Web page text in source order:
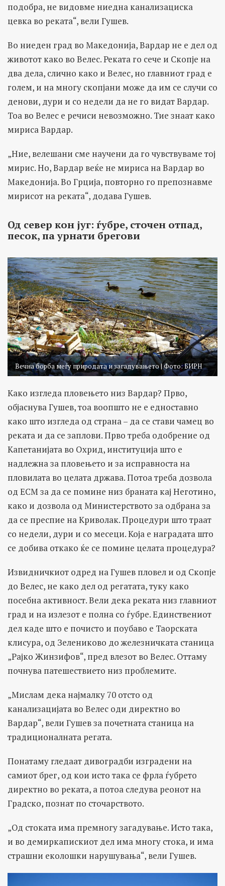
подобра, не видовме ниедна канализациска
цевка во реката“, вели Гушев.
Во ниеден град во Македонија, Вардар не е дел од
животот како во Велес. Реката го сече и Скопје на
два дела, слично како и Велес, но главниот град е
голем, и на многу скопјани може да им се случи со
денови, дури и со недели да не го видат Вардар.
Тоа во Велес е речиси невозможно. Тие знаат како
мириса Вардар.
„Ние, велешани сме научени да го чувствуваме тој
мирис. Но, Вардар веќе не мириса на Вардар во
Македонија. Во Грција, повторно го препознавме
мирисот на реката“, додава Гушев.
Од север кон југ: ѓубре, сточен отпад,
песок, па урнати брегови
Вечна борба меѓу природата и загадувањето | Фото: БИРН
Како изгледа пловењето низ Вардар? Прво,
објаснува Гушев, тоа воопшто не е едноставно
како што изгледа од страна – да се стави чамец во
реката и да се заплови. Прво треба одобрение од
Капетанијата во Охрид, институција што е
надлежна за пловењето и за исправноста на
пловилата во целата држава. Потоа треба дозвола
од ЕСМ за да се помине низ браната кај Неготино,
како и дозвола од Министерството за одбрана за
да се преспие на Криволак. Процедури што траат
со недели, дури и со месеци. Која е наградата што
се добива откако ќе се помине целата процедура?
Извидничкиот одред на Гушев пловел и од Скопје
до Велес, не како дел од регатата, туку како
посебна активност. Вели дека реката низ главниот
град и на излезот е полна со ѓубре. Единствениот
дел каде што е почисто и поубаво е Таорската
клисура, од Зелениково до железничката станица
„Рајко Жинзифов“, пред влезот во Велес. Оттаму
почнува патешествието низ проблемите.
„Мислам дека најмалку 70 отсто од
канализацијата во Велес оди директно во
Вардар“, вели Гушев за почетната станица на
традиционалната регата.
Понатаму гледаат дивоградби изградени на
самиот брег, од кои исто така се фрла ѓубрето
директно во реката, а потоа следува реонот на
Градско, познат по сточарството.
„Од стоката има премногу загадување. Исто така,
и во демиркапискиот дел има многу стока, и има
страшни еколошки нарушувања“, вели Гушев.